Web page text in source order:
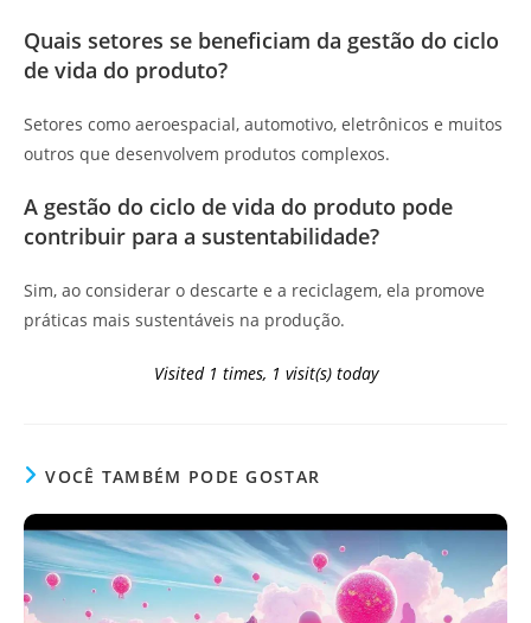
Quais setores se beneficiam da gestão do ciclo
de vida do produto?
Setores como aeroespacial, automotivo, eletrônicos e muitos
outros que desenvolvem produtos complexos.
A gestão do ciclo de vida do produto pode
contribuir para a sustentabilidade?
Sim, ao considerar o descarte e a reciclagem, ela promove
práticas mais sustentáveis na produção.
Visited 1 times, 1 visit(s) today
VOCÊ TAMBÉM PODE GOSTAR